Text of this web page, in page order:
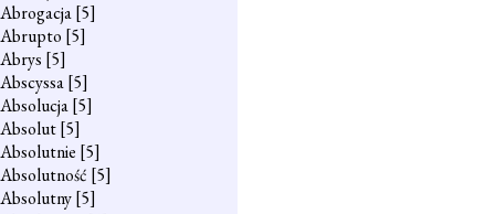
Abrogacja[5]
Abrupto [5]
Abrys [5]
Abscyssa[5]
Absolucja[5]
Absolut[5]
Absolutnie [5]
Absolutność [5]
Absolutny[5]